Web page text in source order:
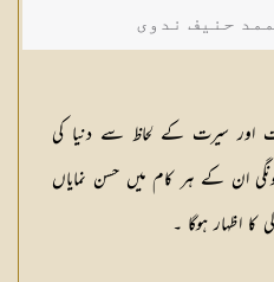
حنیف ندوی
اور سیرت کے لحاظ سے دنیا کی
ان کے ہر کام میں حسن نمایاں
کا اظہار ہوگا ۔